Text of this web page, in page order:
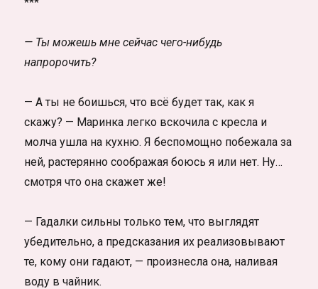
— Ты можешь мне сейчас чего-нибудь
напророчить?
— А ты не боишься, что всё будет так, как я
скажу? — Маринка легко вскочила с кресла и
молча ушла на кухню. Я беспомощно побежала за
ней, растерянно соображая боюсь я или нет. Ну…
смотря что она скажет же!
— Гадалки сильны только тем, что выглядят
убедительно, а предсказания их реализовывают
те, кому они гадают, — произнесла она, наливая
воду в чайник.